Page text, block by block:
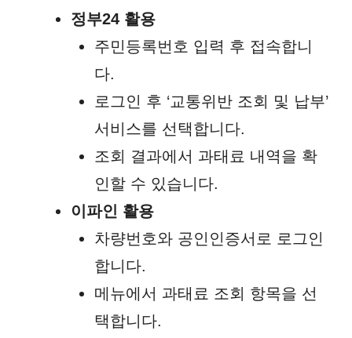
정부24 활용
주민등록번호 입력 후 접속합니
다.
로그인 후 ‘교통위반 조회 및 납부’
서비스를 선택합니다.
조회 결과에서 과태료 내역을 확
인할 수 있습니다.
이파인 활용
차량번호와 공인인증서로 로그인
합니다.
메뉴에서 과태료 조회 항목을 선
택합니다.